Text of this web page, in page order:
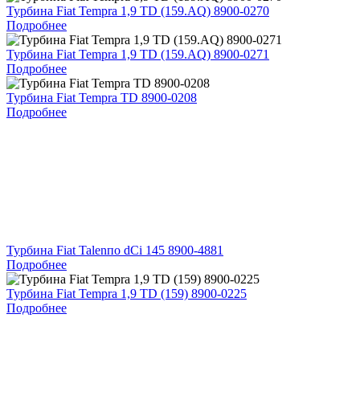
Турбина Fiat Tempra 1,9 TD (159.AQ) 8900-0270
Подробнее
Турбина Fiat Tempra 1,9 TD (159.AQ) 8900-0271
Подробнее
Турбина Fiat Tempra TD 8900-0208
Подробнее
Турбина Fiat Talenпо dCi 145 8900-4881
Подробнее
Турбина Fiat Tempra 1,9 TD (159) 8900-0225
Подробнее